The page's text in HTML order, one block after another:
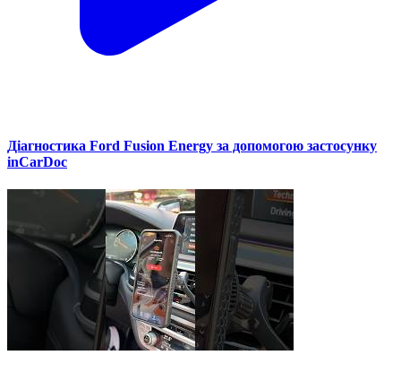
Діагностика Ford Fusion Energy за допомогою застосунку
inCarDoc